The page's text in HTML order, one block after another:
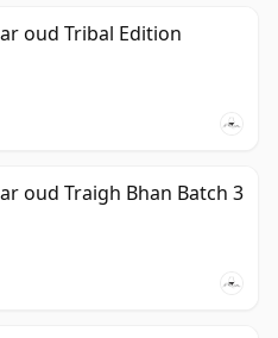
oud Tribal Edition
oud Traigh Bhan Batch 3